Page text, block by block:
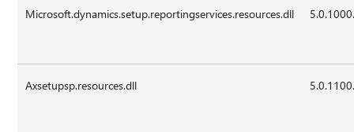
Microsoft.dynamics.setup.reportingservices.resources.dll
Axsetupsp.resources.dll